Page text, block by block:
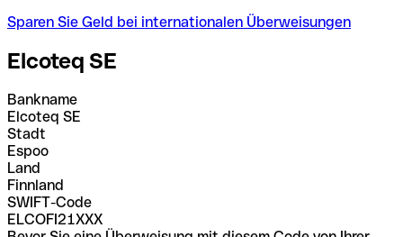
Sparen Sie Geld bei internationalen Überweisungen
Elcoteq SE
Bankname
Elcoteq SE
Stadt
Espoo
Land
Finnland
SWIFT-Code
ELCOFI21XXX